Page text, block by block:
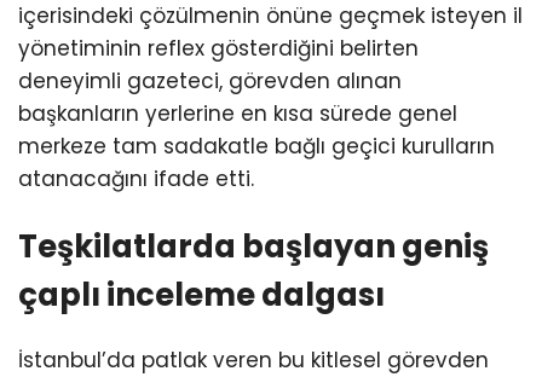
içerisindeki çözülmenin önüne geçmek isteyen il
yönetiminin reflex gösterdiğini belirten
deneyimli gazeteci, görevden alınan
başkanların yerlerine en kısa sürede genel
merkeze tam sadakatle bağlı geçici kurulların
atanacağını ifade etti.
Teşkilatlarda başlayan geniş
çaplı inceleme dalgası
İstanbul’da patlak veren bu kitlesel görevden